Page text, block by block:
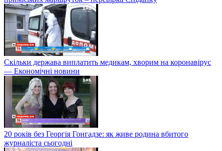
Скільки держава виплатить медикам, хворим на коронавірус
— Економічні новини
20 років без Георгія Гонгадзе: як живе родина вбитого
журналіста сьогодні